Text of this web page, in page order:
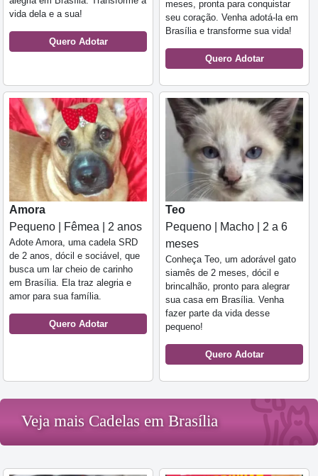
vida dela e a sua!
Quero Adotar
meses, pronta para conquistar
seu coração. Venha adotá-la em
Brasília e transforme sua vida!
Quero Adotar
Amora
Pequeno | Fêmea | 2 anos
Adote Amora, uma cadela SRD
de 2 anos, dócil e sociável, que
busca um lar cheio de carinho
em Brasília. Ela traz alegria e
amor para sua família.
Quero Adotar
Teo
Pequeno | Macho | 2 a 6
meses
Conheça Teo, um adorável gato
siamês de 2 meses, dócil e
brincalhão, pronto para alegrar
sua casa em Brasília. Venha
fazer parte da vida desse
pequeno!
Quero Adotar
Veja mais Cadelas em Brasília